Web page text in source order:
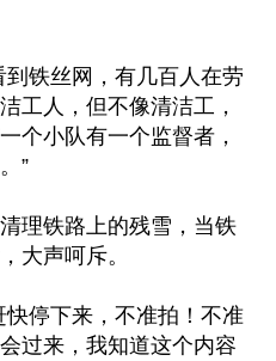
铁丝网，有几百人在劳
工人，但不像清洁工，
个小队有一个监督者，
”
理铁路上的残雪，当铁
大声呵斥。
快停下来，不准拍！不准
过来，我知道这个内容